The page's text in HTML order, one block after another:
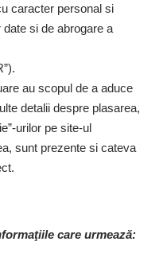
caracter personal si
si de abrogare a
au scopul de a aduce
detalii despre plasarea,
urilor pe site-ul
sunt prezente si cateva
care urmează: